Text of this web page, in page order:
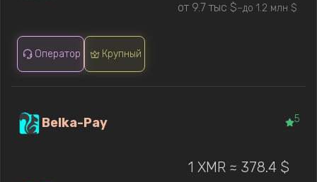
от 9.7 тыс $—до 1.2 млн $
Оператор Крупный
Belka-Pay 5
1 XMR ≈ 378.4 $